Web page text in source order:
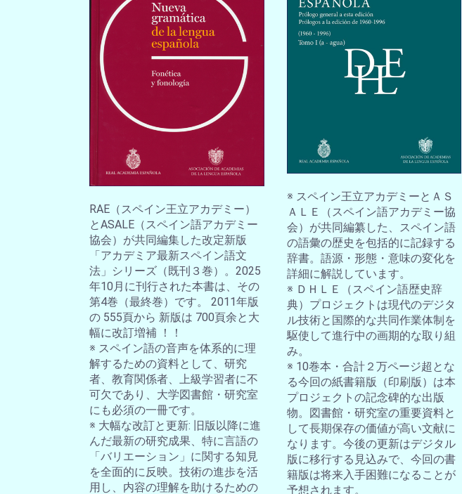
RAE（スペイン王立アカデミー）
とASALE（スペイン語アカデミー
協会）が共同編集した改定新版
「アカデミア最新スペイン語文
法」シリーズ（既刊３巻）。2025
年10月に刊行された本書は、その
第4巻（最終巻）です。 2011年版
の 555頁から 新版は 700頁余と大
幅に改訂増補 ！！
※ スペイン語の音声を体系的に理
解するための資料として、研究
者、教育関係者、上級学習者に不
可欠であり、大学図書館・研究室
にも必須の一冊です。
※ 大幅な改訂と更新: 旧版以降に進
んだ最新の研究成果、特に言語の
「バリエーション」に関する知見
を全面的に反映。技術の進歩を活
用し、内容の理解を助けるための
※ スペイン王立アカデミーとＡＳ
ＡＬＥ（スペイン語アカデミー協
会）が共同編纂した、スペイン語
の語彙の歴史を包括的に記録する
辞書。語源・形態・意味の変化を
詳細に解説しています。
※ ＤＨＬＥ（スペイン語歴史辞
典）プロジェクトは現代のデジタ
ル技術と国際的な共同作業体制を
駆使して進行中の画期的な取り組
み。
※ 10巻本・合計２万ページ超とな
る今回の紙書籍版（印刷版）は本
プロジェクトの記念碑的な出版
物。図書館・研究室の重要資料と
して長期保存の価値が高い文献に
なります。今後の更新はデジタル
版に移行する見込みで、今回の書
籍版は将来入手困難になることが
予想されます。